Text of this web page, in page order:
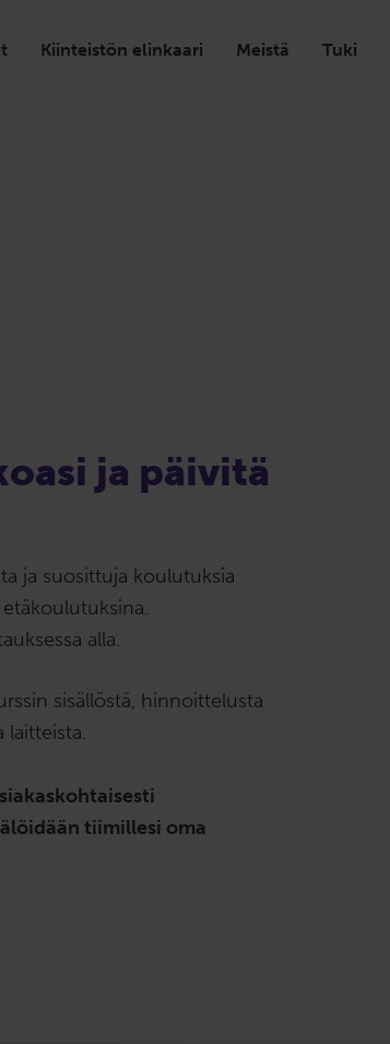
Kiinteistön elinkaari Meistä Tuki
ja päivitä
ja suosittuja koulutuksia
alla.
sisällöstä, hinnoittelusta
laitteista.
tiimillesi oma